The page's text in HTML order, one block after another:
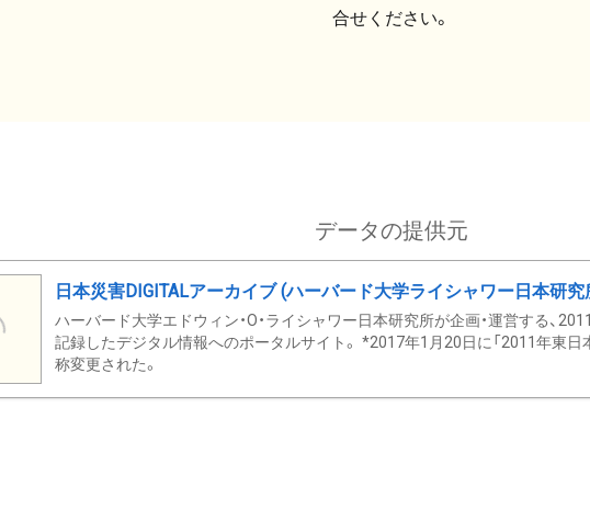
合せください。
データの提供元
日本災害DIGITALアーカイブ (ハーバード大学ライシャワー日本研究
ハーバード大学エドウィン・O・ライシャワー日本研究所が企画・運営する、
記録したデジタル情報へのポータルサイト。 *2017年1月20日に「2011年東日
称変更された。